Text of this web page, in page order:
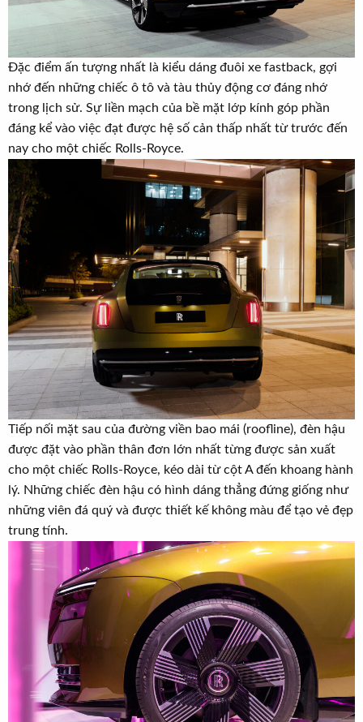
Đặc điểm ấn tượng nhất là kiểu dáng đuôi xe fastback, gợi
nhớ đến những chiếc ô tô và tàu thủy động cơ đáng nhớ
trong lịch sử. Sự liền mạch của bề mặt lớp kính góp phần
đáng kể vào việc đạt được hệ số cản thấp nhất từ trước đến
nay cho một chiếc Rolls-Royce.
Tiếp nối mặt sau của đường viền bao mái (roofline), đèn hậu
được đặt vào phần thân đơn lớn nhất từng được sản xuất
cho một chiếc Rolls-Royce, kéo dài từ cột A đến khoang hành
lý. Những chiếc đèn hậu có hình dáng thẳng đứng giống như
những viên đá quý và được thiết kế không màu để tạo vẻ đẹp
trung tính.